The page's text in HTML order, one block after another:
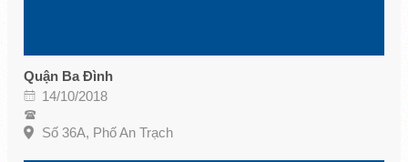
Quận Ba Đình
14/10/2018
Số 36A, Phố An Trạch